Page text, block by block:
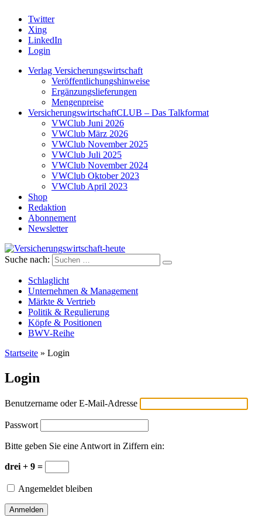
Twitter
Xing
LinkedIn
Login
Verlag Versicherungswirtschaft
Veröffentlichungshinweise
Ergänzungslieferungen
Mengenpreise
VersicherungswirtschaftCLUB – Das Talkformat
VWClub Juni 2026
VWClub März 2026
VWClub November 2025
VWClub Juli 2025
VWClub November 2024
VWClub Oktober 2023
VWClub April 2023
Shop
Redaktion
Abonnement
Newsletter
Versicherungswirtschaft-heute
Suche nach:
Schlaglicht
Unternehmen & Management
Märkte & Vertrieb
Politik & Regulierung
Köpfe & Positionen
BWV-Reihe
Startseite » Login
Login
Benutzername oder E-Mail-Adresse
Passwort
Bitte geben Sie eine Antwort in Ziffern ein:
drei + 9 =
Angemeldet bleiben